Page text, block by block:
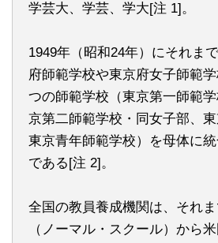
学芸大、学芸、学大[注 1]。
1949年（昭和24年）にそれま
府師範学校や東京府女子師範
つの師範学校（東京第一師範
京第二師範学校・同女子部、東
東京青年師範学校）を母体に
である[注 2]。
全国の教員養成機関は、それま
（ノーマル・スクール）から